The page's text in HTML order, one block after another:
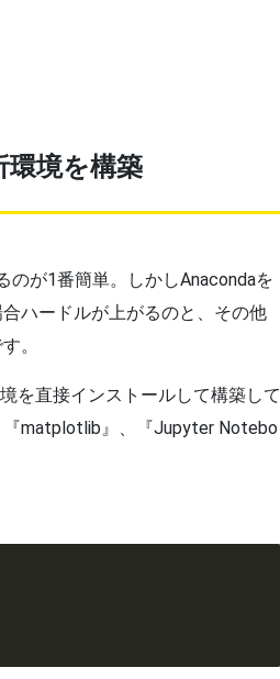
境を構築
のが1番簡単。しかしAnacondaを
ハードルが上がるのと、その他
。
を直接インストールして構築して
『matplotlib』、『Jupyter Notebo